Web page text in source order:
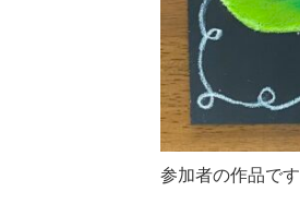
参加者の作品です